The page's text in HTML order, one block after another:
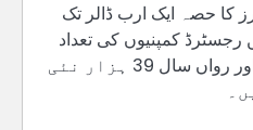
کا حصہ ایک ارب ڈالر تک
کمپنیوں کی تعداد
تین لاکھ تک پہنچ چکی ہے اور رواں سال 39 ہزار نئی